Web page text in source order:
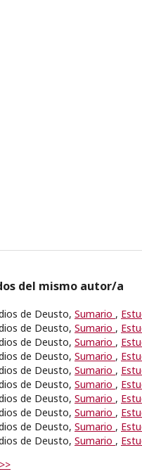
del mismo autor/a
de Deusto, Sumario ,
de Deusto, Sumario ,
de Deusto, Sumario ,
de Deusto, Sumario ,
de Deusto, Sumario ,
de Deusto, Sumario ,
de Deusto, Sumario ,
de Deusto, Sumario ,
de Deusto, Sumario ,
de Deusto, Sumario ,
>>